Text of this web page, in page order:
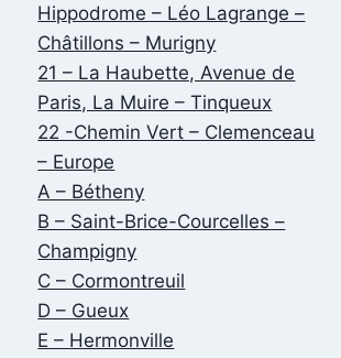
Hippodrome – Léo Lagrange –
Châtillons – Murigny
21 – La Haubette, Avenue de
Paris, La Muire – Tinqueux
22 -Chemin Vert – Clemenceau
– Europe
A – Bétheny
B – Saint-Brice-Courcelles –
Champigny
C – Cormontreuil
D – Gueux
E – Hermonville